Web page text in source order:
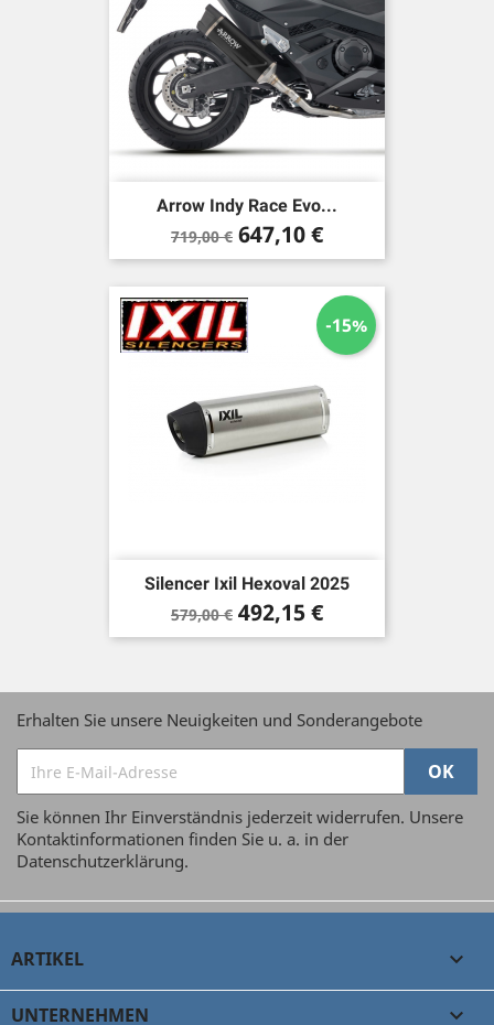
Arrow Indy Race Evo...
Verkaufspreis
719,00 € Preis
647,10 €
Silencer Ixil Hexoval 2025
Verkaufspreis
579,00 € Preis
492,15 €
-15%
Erhalten Sie unsere Neuigkeiten und Sonderangebote
Sie können Ihr Einverständnis jederzeit widerrufen. Unsere
Kontaktinformationen finden Sie u. a. in der
Datenschutzerklärung.
ARTIKEL 
UNTERNEHMEN 